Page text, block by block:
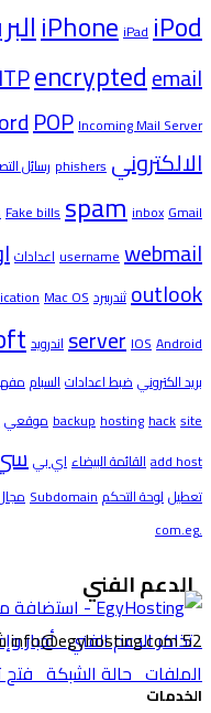
iPhoneiPadiPod
encryptedemail
POPIncoming Mail Server
الالكتروني phishers رسائل
Fake billsspaminboxGmail
usernamewebmail اعدادات
outlookثندربيردMac OS
serverIOSAndroid اندرويد
بريد الكترونيضبط اعداداتالسبام
backuphostinghacksite موقعي
add hostالقائمة البيضاءاي بي
تعطيللوحة التحكمSubdomain
.com.eg
الدعم الفني
تذاكر الدعم الفنيأخبار
الملفاتحالة الشبكةفتح
info@egyhosting.com52 ش الطيران, مدينة نصر, القاهره
الخدمات